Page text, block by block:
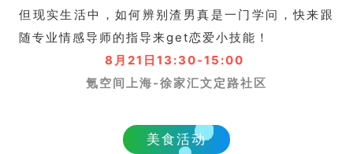
但现实生活中，如何辨别渣男真是一门学问，快来跟
随专业情感导师的指导来get恋爱小技能！
8月21日13:30-15:00
氪空间上海-徐家汇文定路社区
美食活动